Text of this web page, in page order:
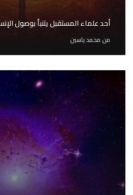
أحد علماء المستقبل يتنبأ بوصول
من محمد ياسين